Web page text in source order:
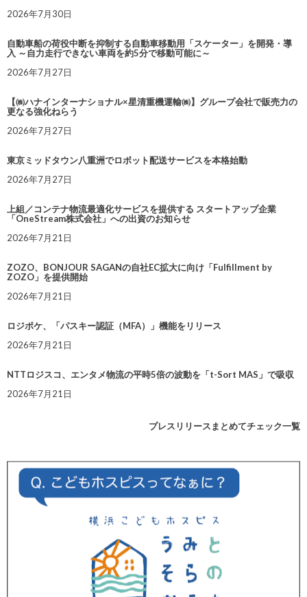
2026年7月30日
自動車船の荷役中断を抑制する自動車移動用「スケーター」を開発・導
入 ～自力走行できない車両を約5分で移動可能に～
2026年7月27日
【㈱ハナインターナショナル×星清重機運輸㈱】グループ会社で販売力の
更なる強化ねらう
2026年7月27日
東京ミッドタウン八重洲でロボット配送サービスを本格始動
2026年7月27日
上組／コンテナ物流最適化サービスを提供する スタートアップ企業
「OneStream株式会社」への出資のお知らせ
2026年7月21日
ZOZO、BONJOUR SAGANの自社EC拡大に向け「Fulfillment by
ZOZO」を提供開始
2026年7月21日
ロジポケ、「パスキー認証（MFA）」機能をリリース
2026年7月21日
NTTロジスコ、エンタメ物流の平時5倍の波動を「t-Sort MAS」で吸収
2026年7月21日
プレスリリースまとめてチェック一覧